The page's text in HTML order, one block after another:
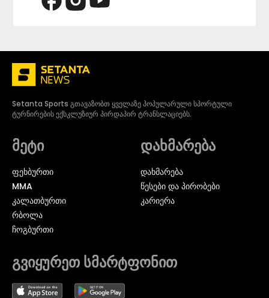
Setanta Sports გთავაზობთ ყველაზე პოპულარული სპორტული
ტურნირების ექსკლუზიურ პირდაპირ ტრანსლაციებს.
მეტი
ᲤᲔᲮᲑᲣᲠᲗᲘ
MMA
ᲙᲐᲚᲐᲗᲑᲣᲠᲗᲘ
ᲠᲑᲝᲚᲐ
ᲩᲝᲒᲑᲣᲠᲗᲘ
დახმარება
დახმარება
წესები და პირობები
კარიერა
გვიყურეთ სმარტფონით